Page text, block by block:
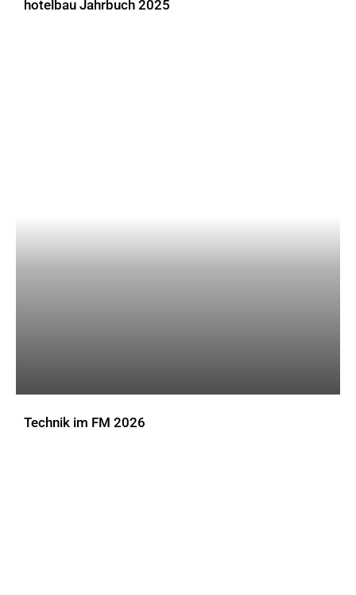
hotelbau Jahrbuch 2025
Technik im FM 2026